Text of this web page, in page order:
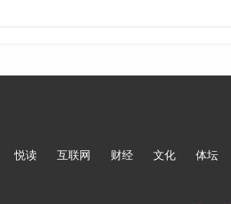
悦读 互联网 财经 文化 体坛